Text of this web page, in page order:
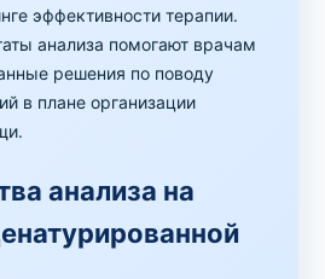
эффективности терапии.
анализа помогают врачам
решения по поводу
в плане организации
анализа на